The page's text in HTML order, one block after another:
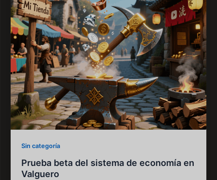
Sin categoría
Prueba beta del sistema de economía en
Valguero